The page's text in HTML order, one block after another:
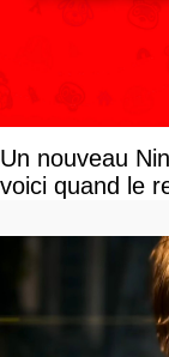
Un nouveau
voici quand le